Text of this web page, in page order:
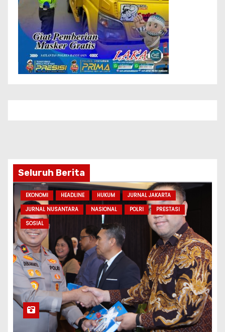
Seluruh Berita
EKONOMI HEADLINE HUKUM
JURNAL JAKARTA
JURNAL NUSANTARA
NASIONAL POLRI
PRESTASI
SOSIAL